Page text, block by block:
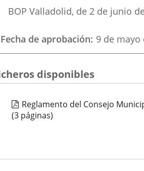
boletin
BOP Valladolid, de 2 de junio
Fecha de aprobación 9 de mayo
disponibles
Reglamento del Consejo
(3 páginas)